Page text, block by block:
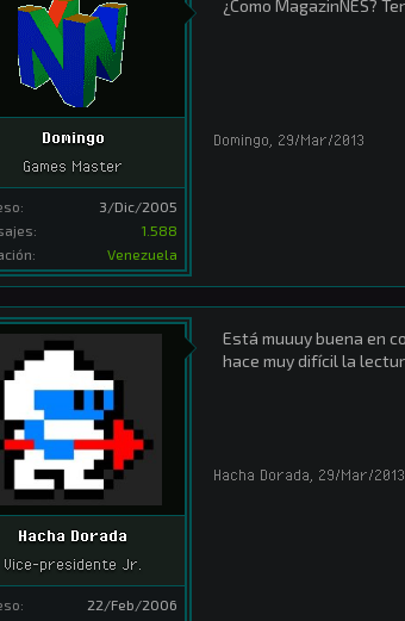
Domingo
Games Master
3/Dic/2005
1.588
Venezuela
¿Como MagazinNES?
Domingo, 29/Mar/2013
Hacha Dorada
Vice-presidente Jr.
22/Feb/2006
Está muuuy buena en
hace muy difícil la
Hacha Dorada 29/Mar/2013